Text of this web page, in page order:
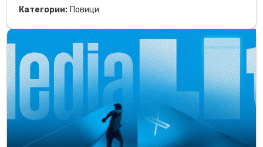
Категории: Повици